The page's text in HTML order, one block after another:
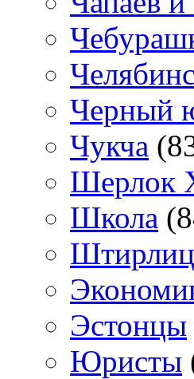
Черный
Чукча
Шерлок
Школа
Штирлиц
Эстонцы
Юристы